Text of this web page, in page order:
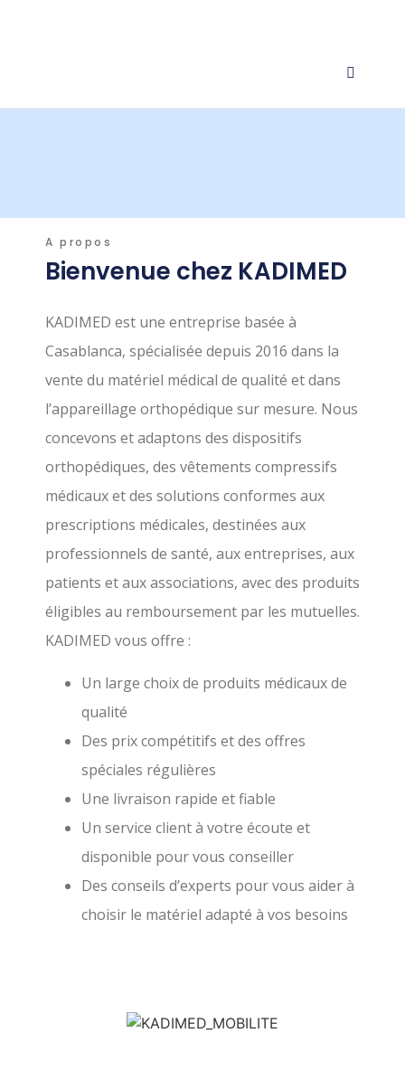
A propos
Bienvenue chez KADIMED
KADIMED est une entreprise basée à
Casablanca, spécialisée depuis 2016 dans la
vente du matériel médical de qualité et dans
l’appareillage orthopédique sur mesure. Nous
concevons et adaptons des dispositifs
orthopédiques, des vêtements compressifs
médicaux et des solutions conformes aux
prescriptions médicales, destinées aux
professionnels de santé, aux entreprises, aux
patients et aux associations, avec des produits
éligibles au remboursement par les mutuelles.
KADIMED vous offre :
Un large choix de produits médicaux de
qualité
Des prix compétitifs et des offres
spéciales régulières
Une livraison rapide et fiable
Un service client à votre écoute et
disponible pour vous conseiller
Des conseils d’experts pour vous aider à
choisir le matériel adapté à vos besoins